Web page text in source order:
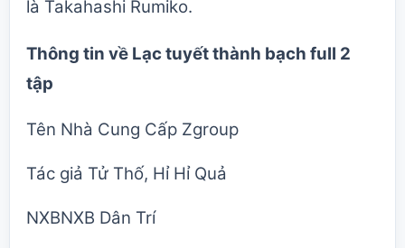
là Takahashi Rumiko.
Thông tin về Lạc tuyết thành bạch full 2
tập
Tên Nhà Cung Cấp Zgroup
Tác giả Tử Thố, Hỉ Hỉ Quả
NXBNXB Dân Trí